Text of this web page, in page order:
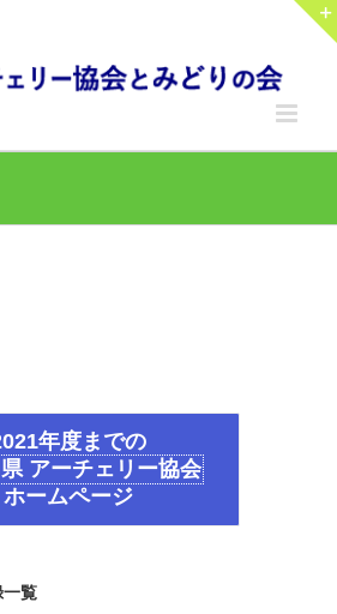
年度までの
アーチェリー協会
ホームページ
覧